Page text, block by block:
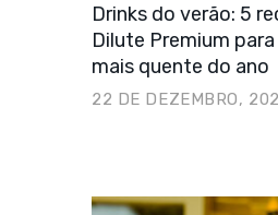
Drinks do verão: 5
Dilute Premium
mais quente do ano
22 DE DEZEMBRO,